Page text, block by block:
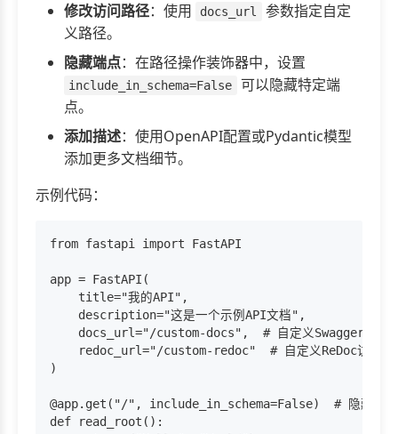
修改访问路径：使用 docs_url
参数指定自定
义路径。
隐藏端点：在路径操作装饰器中，设置
include_in_schema=False
可以隐藏特定端
点。
添加描述：使用OpenAPI配置或Pydantic模型
添加更多文档细节。
示例代码：
from fastapi import FastAPI
app = FastAPI(
    title="我的API",
    description="这是一个示例API文档",
docs_url="/custom-docs",  # 自定义Swagger UI访
redoc_url="/custom-redoc"  # 自定义ReDoc访问路
)
@app.get("/", include_in_schema=False)  # 隐藏根
def read_root():